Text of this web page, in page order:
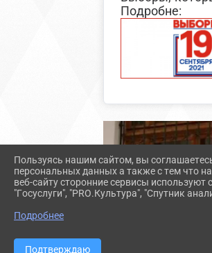
Пользуясь нашим сайтом, вы
персональных данных а также с тем что
веб-сайту сторонние сервисы используют
"Госуслуги", "PRO.Культура", "Спутник
Подробнее
Подтверждаю